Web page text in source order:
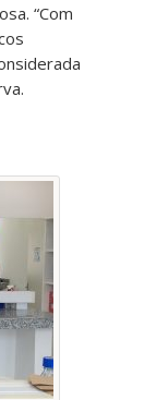
“Com